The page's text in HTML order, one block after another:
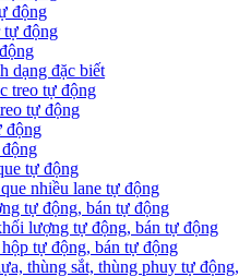
động
tự động
dạng đặc biết
treo tự động
tự động
động
tự động
nhiều lane tự động
tự động, bán tự động
lượng tự động, bán tự động
tự động, bán tự động
thùng sắt, thùng phuy tự động,